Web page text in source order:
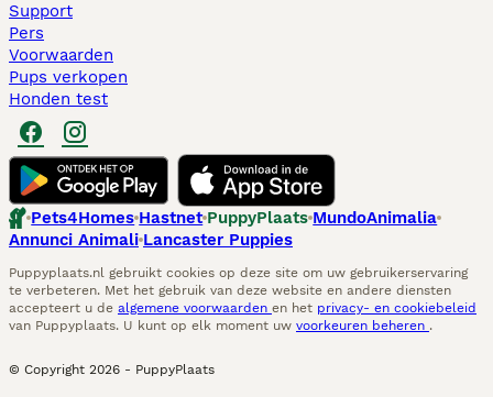
Support
Pers
Voorwaarden
Pups verkopen
Honden test
Pets4Homes Hastnet PuppyPlaats MundoAnimalia
Annunci Animali Lancaster Puppies
Puppyplaats.nl gebruikt cookies op deze site om uw gebruikerservaring
te verbeteren. Met het gebruik van deze website en andere diensten
accepteert u de algemene voorwaarden en het privacy- en cookiebeleid
van Puppyplaats. U kunt op elk moment uw voorkeuren beheren .
© Copyright 2026 - PuppyPlaats